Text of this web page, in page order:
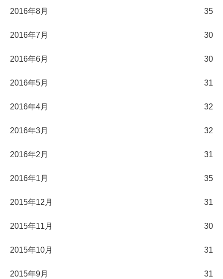
2016年8月 35
2016年7月 30
2016年6月 30
2016年5月 31
2016年4月 32
2016年3月 32
2016年2月 31
2016年1月 35
2015年12月 31
2015年11月 30
2015年10月 31
2015年9月 31